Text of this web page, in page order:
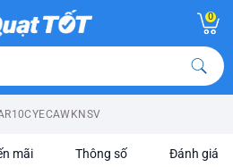
0
mãi Thông số Đánh giá